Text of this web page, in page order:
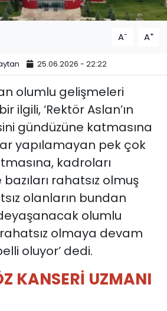
A- A+
25.06.2026 - 22:22
olumlu gelişmeleri
ilgili, ‘Rektör Aslan’ın
gündüzüne katmasına
yapılamayan pek çok
kadroları
rahatsız olmuş
olanların bundan
olumlu
olmaya devam
oluyor’ dedi.
KANSERİ UZMANI